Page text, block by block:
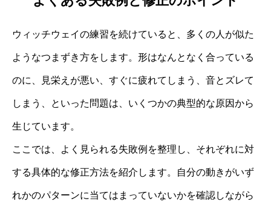
ウィッチウェイの練習を続けていると、多くの人が似た
ようなつまずき方をします。形はなんとなく合っている
のに、見栄えが悪い、すぐに疲れてしまう、音とズレて
しまう、といった問題は、いくつかの典型的な原因から
生じています。
ここでは、よく見られる失敗例を整理し、それぞれに対
する具体的な修正方法を紹介します。自分の動きがいず
れかのパターンに当てはまっていないかを確認しながら